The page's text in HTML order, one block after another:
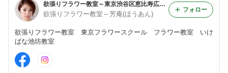
欲張りフラワー教室～東京渋谷区恵比寿広尾・青山表参道・自由ヶ丘
欲張りフラワー教室～芳庵(ほうあん)
欲張りフラワー教室 東京フラワースクール フラワー教室 いけ
ばな池坊教室
フォロー